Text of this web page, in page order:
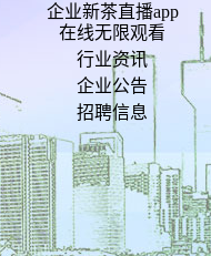
企业新茶直播app
在线无限观看
行业资讯
企业公告
招聘信息